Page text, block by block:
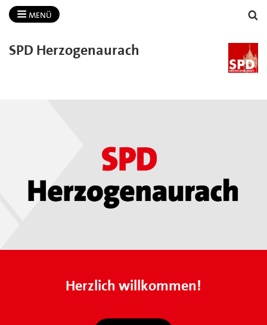
MENÜ
SPD Herzogenaurach
Herzlich willkommen!